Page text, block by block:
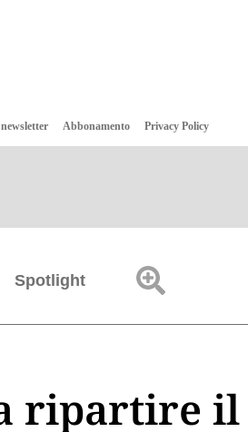
Abbonamento Privacy Policy
Spotlight
ripartire il